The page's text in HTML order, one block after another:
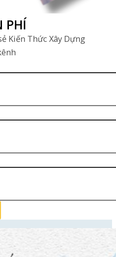
PHÍ
Kiến Thức Xây Dựng